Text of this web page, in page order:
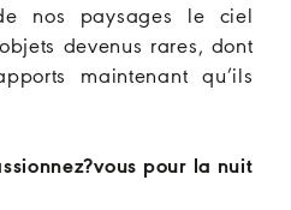
nos paysages le ciel
devenus rares, dont
maintenant qu’ils
pour la nuit